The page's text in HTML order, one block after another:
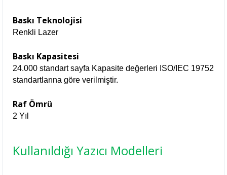
Baskı Teknolojisi
Renkli Lazer
Baskı Kapasitesi
24.000 standart sayfa Kapasite değerleri ISO/IEC 19752
standartlarına göre verilmiştir.
Raf Ömrü
2 Yıl
Kullanıldığı Yazıcı Modelleri